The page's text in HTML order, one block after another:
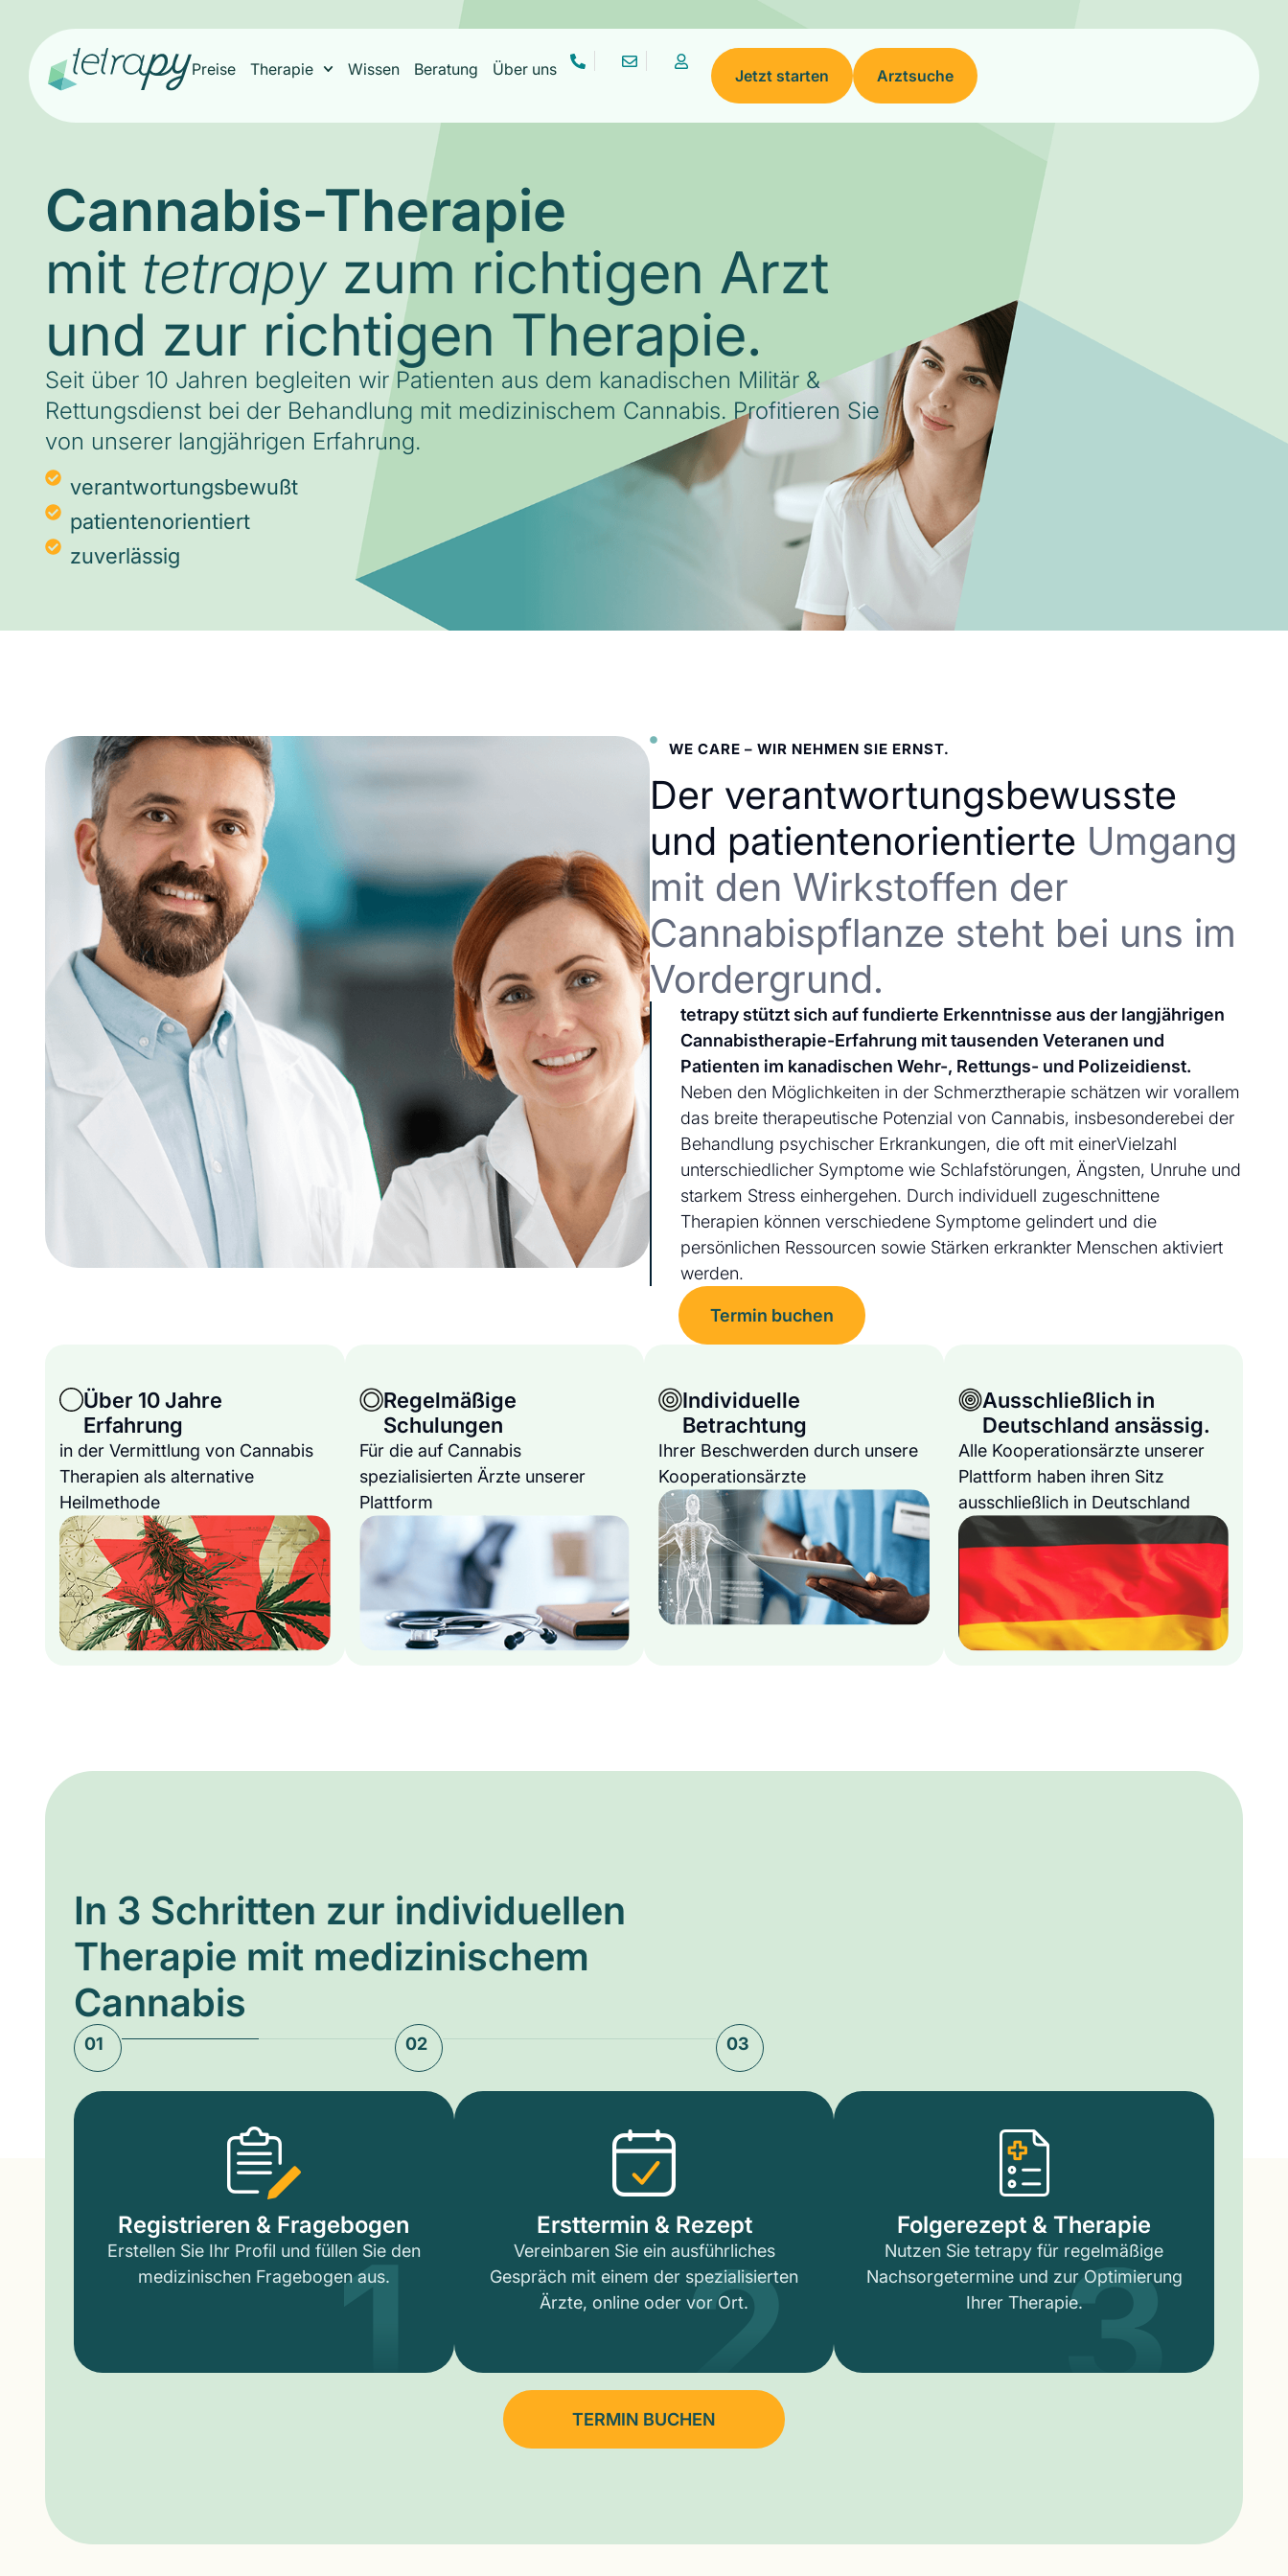
Preise Therapie Wissen Beratung Über uns Jetzt starten Arztsuche
Cannabis-Therapie
mit tetrapyzum richtigen Arzt
und zur richtigen Therapie.
Seit über 10 Jahren begleiten wir Patienten aus dem kanadischen Militär &
Rettungsdienst bei der Behandlung mit medizinischem Cannabis. Profitieren Sie
von unserer langjährigen Erfahrung.
verantwortungsbewußt
patientenorientiert
zuverlässig
WE CARE – WIR NEHMEN SIE ERNST.
Der verantwortungsbewusste
und patientenorientierte Umgang
mit den Wirkstoffen der
Cannabispflanze steht bei uns im
Vordergrund.
tetrapy stützt sich auf fundierte Erkenntnisse aus der langjährigen
Cannabistherapie-Erfahrung mit tausenden Veteranen und
Patienten im kanadischen Wehr-, Rettungs- und Polizeidienst.
Neben den Möglichkeiten in der Schmerztherapie schätzen wir vorallem
das breite therapeutische Potenzial von Cannabis, insbesonderebei der
Behandlung psychischer Erkrankungen, die oft mit einerVielzahl
unterschiedlicher Symptome wie Schlafstörungen, Ängsten, Unruhe und
starkem Stress einhergehen. Durch individuell zugeschnittene
Therapien können verschiedene Symptome gelindert und die
persönlichen Ressourcen sowie Stärken erkrankter Menschen aktiviert
werden.
Termin buchen
Über 10 Jahre
Erfahrung
in der Vermittlung von Cannabis
Therapien als alternative
Heilmethode
Regelmäßige
Schulungen
Für die auf Cannabis
spezialisierten Ärzte unserer
Plattform
Individuelle
Betrachtung
Ihrer Beschwerden durch unsere
Kooperationsärzte
Ausschließlich in
Deutschland ansässig.
Alle Kooperationsärzte unserer
Plattform haben ihren Sitz
ausschließlich in Deutschland
In 3 Schritten zur individuellen
Therapie mit medizinischem
Cannabis
01 02 03
Registrieren & Fragebogen
Erstellen Sie Ihr Profil und füllen Sie den
medizinischen Fragebogen aus.
1 Ersttermin & Rezept
Vereinbaren Sie ein ausführliches
Gespräch mit einem der spezialisierten
Ärzte, online oder vor Ort.
2 Folgerezept & Therapie
Nutzen Sie tetrapy für regelmäßige
Nachsorgetermine und zur Optimierung
Ihrer Therapie.3
TERMIN BUCHEN